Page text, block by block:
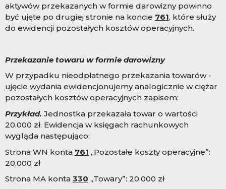
aktywów przekazanych w formie darowizny powinno
być ujęte po drugiej stronie na koncie 761, które służy
do ewidencji pozostałych kosztów operacyjnych.
Przekazanie towaru w formie darowizny
W przypadku nieodpłatnego przekazania towarów -
ujęcie wydania ewidencjonujemy analogicznie w ciężar
pozostałych kosztów operacyjnych zapisem:
Przykład. Jednostka przekazała towar o wartości
20.000 zł. Ewidencja w księgach rachunkowych
wygląda następująco:
Strona WN konta 761 „Pozostałe koszty operacyjne”:
20.000 zł
Strona MA konta 330 „Towary”: 20.000 zł